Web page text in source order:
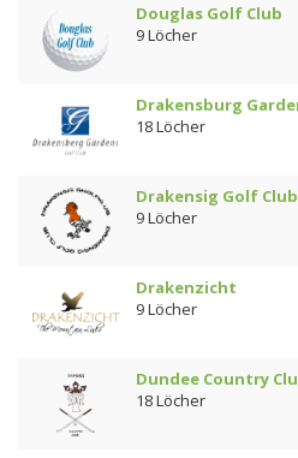
Douglas Golf Club
9 Löcher
Drakensburg
18 Löcher
Drakensig Golf Club
9 Löcher
Drakenzicht
9 Löcher
Dundee Country
18 Löcher